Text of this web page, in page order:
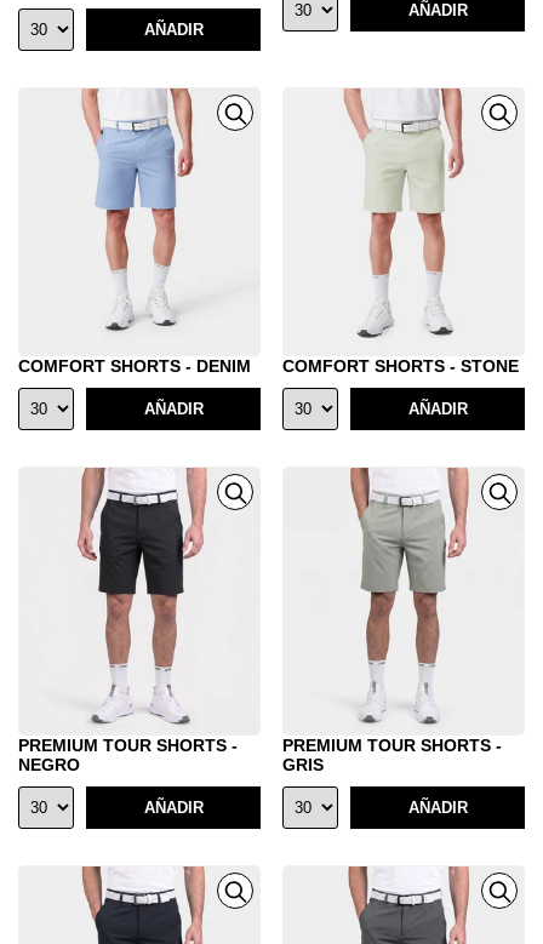
AÑADIR
AÑADIR
COMFORT SHORTS - DENIM
AÑADIR
COMFORT SHORTS - STONE
AÑADIR
PREMIUM TOUR SHORTS -
NEGRO
AÑADIR
PREMIUM TOUR SHORTS -
GRIS
AÑADIR